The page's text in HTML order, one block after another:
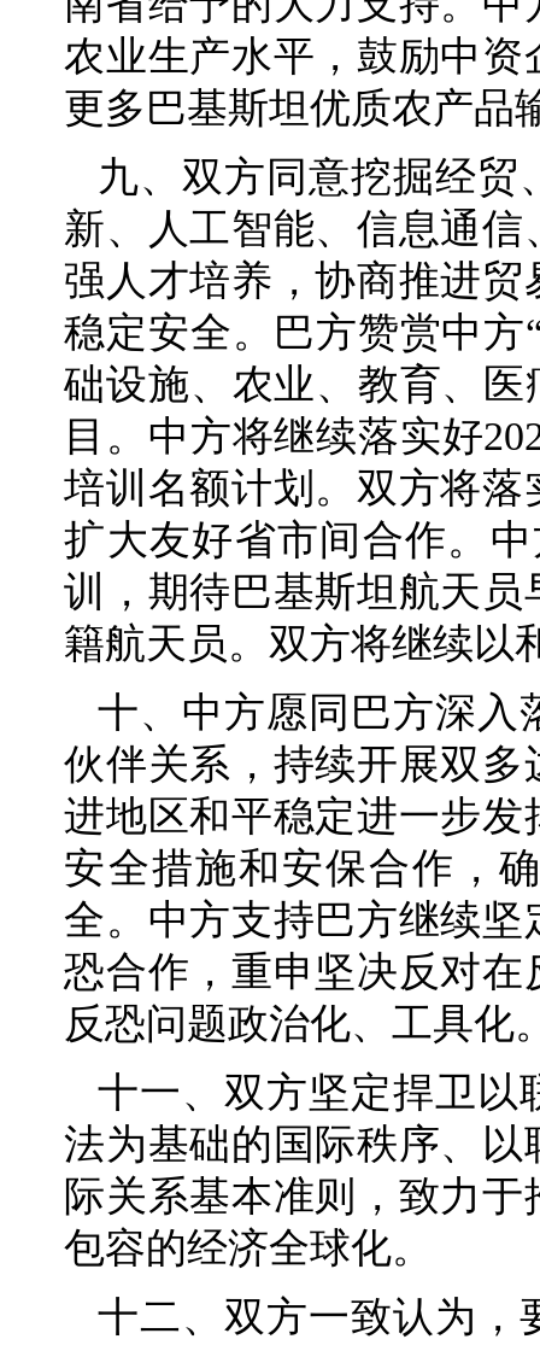
农业生产水平，鼓励中
更多巴基斯坦优质农产品
九、双方同意挖掘经贸
新、人工智能、信息通
强人才培养，协商推进
稳定安全。巴方赞赏中
础设施、农业、教育、
目。中方将继续落实好
培训名额计划。双方将
扩大友好省市间合作。
训，期待巴基斯坦航天
籍航天员。双方将继续以
十、中方愿同巴方深入
伙伴关系，持续开展双
进地区和平稳定进一步
安全措施和安保合作，
全。中方支持巴方继续
恐合作，重申坚决反对
反恐问题政治化、工具化
十一、双方坚定捍卫以
法为基础的国际秩序、
际关系基本准则，致力
包容的经济全球化。
十二、双方一致认为，